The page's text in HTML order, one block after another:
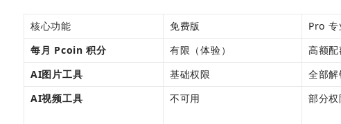
核心功能 免费版 Pro 专
每月 Pcoin 积分
有限（体验） 高额配
AI图片工具
基础权限 全部解
AI视频工具
不可用 部分权